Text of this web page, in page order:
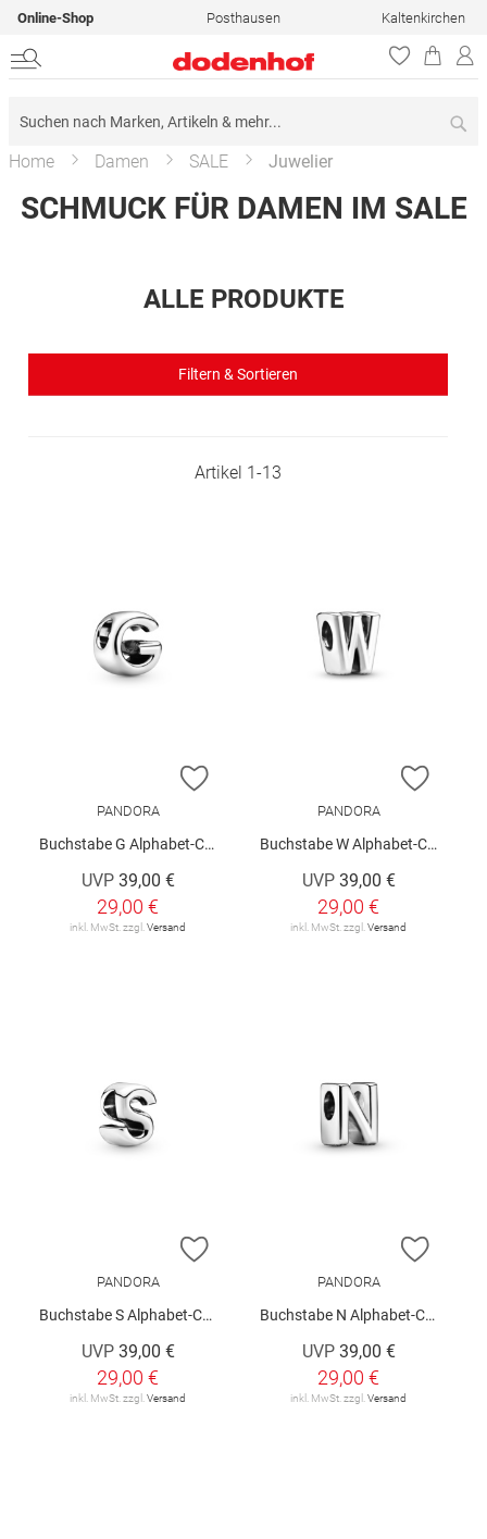
Online-Shop Posthausen Kaltenkirchen
Home Damen SALE Juwelier
SCHMUCK FÜR DAMEN IM SALE
ALLE PRODUKTE
Filtern & Sortieren
Artikel 1-13
ZUR WUNSCHLISTE HINZUFÜGEN
PANDORA
Buchstabe G Alphabet-Charm
UVP 39,00 €
29,00 €
inkl. MwSt. zzgl. Versand
ZUR
PANDORA
Buchstabe W Alphabet-Charm
UVP 39,00 €
29,00 €
inkl. MwSt. zzgl. Versand
ZUR WUNSCHLISTE HINZUFÜGEN
PANDORA
Buchstabe S Alphabet-Charm
UVP 39,00 €
29,00 €
inkl. MwSt. zzgl. Versand
ZUR
PANDORA
Buchstabe N Alphabet-Charm
UVP 39,00 €
29,00 €
inkl. MwSt. zzgl. Versand